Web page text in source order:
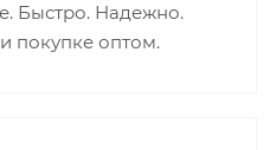
Быстро. Надежно.
покупке оптом.